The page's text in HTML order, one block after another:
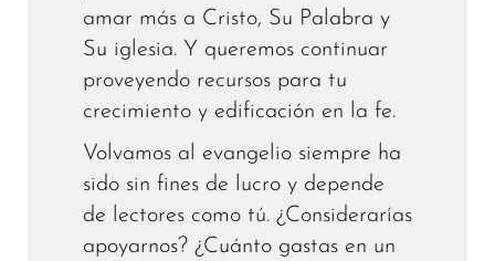
amar más a Cristo, Su Palabra y
Su iglesia. Y queremos continuar
proveyendo recursos para tu
crecimiento y edificación en la fe.
Volvamos al evangelio siempre ha
sido sin fines de lucro y depende
de lectores como tú. ¿Considerarías
apoyarnos? ¿Cuánto gastas en un